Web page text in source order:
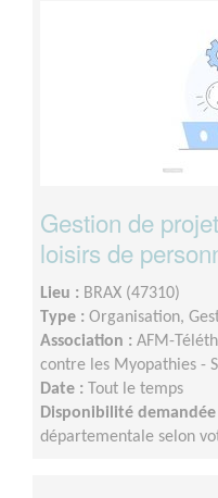
Gestion de
loisirs de
Lieu : BRAX (47310)
Type : Organisation,
Association : AFM-
contre les Myopathies -
Date :
Tout le temps
Disponibilité demandée
départementale selon